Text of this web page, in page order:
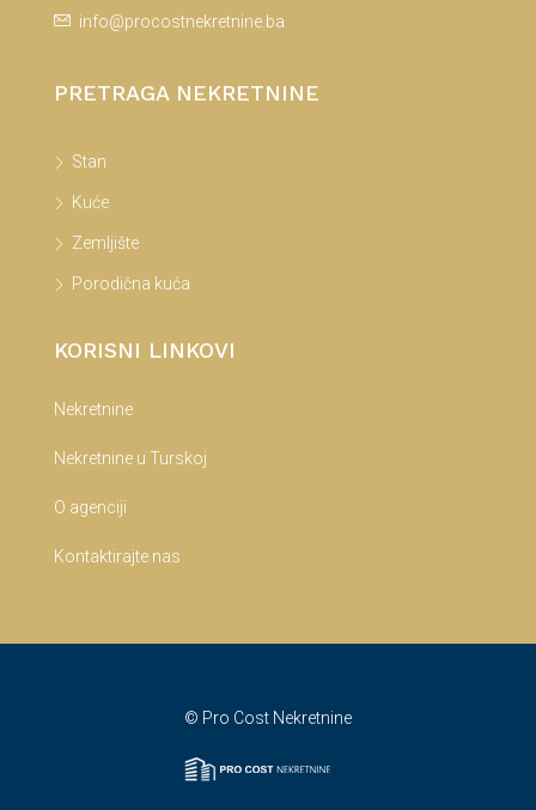
info@procostnekretnine.ba
PRETRAGA NEKRETNINE
Stan
Kuće
Zemljište
Porodična kuća
KORISNI LINKOVI
Nekretnine
Nekretnine u Turskoj
O agenciji
Kontaktirajte nas
© Pro Cost Nekretnine